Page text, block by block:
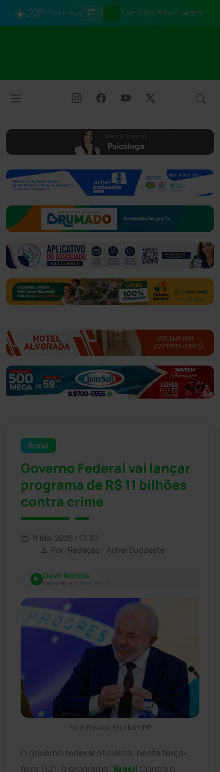
☀️22° Columbus 25° 95% 11km/h 33°/21°
Brasil
Governo Federal vai lançar
programa de R$ 11 bilhões
contra crime
11 Mai 2026 / 17:30
Por: Redação - Achei Sudoeste
Ouvir Notícia
Narração automática (IA)
Foto: Ricardo Stuckert/PR
O governo federal oficializa, nesta terça-
feira (12), o programa "Brasil Contra o